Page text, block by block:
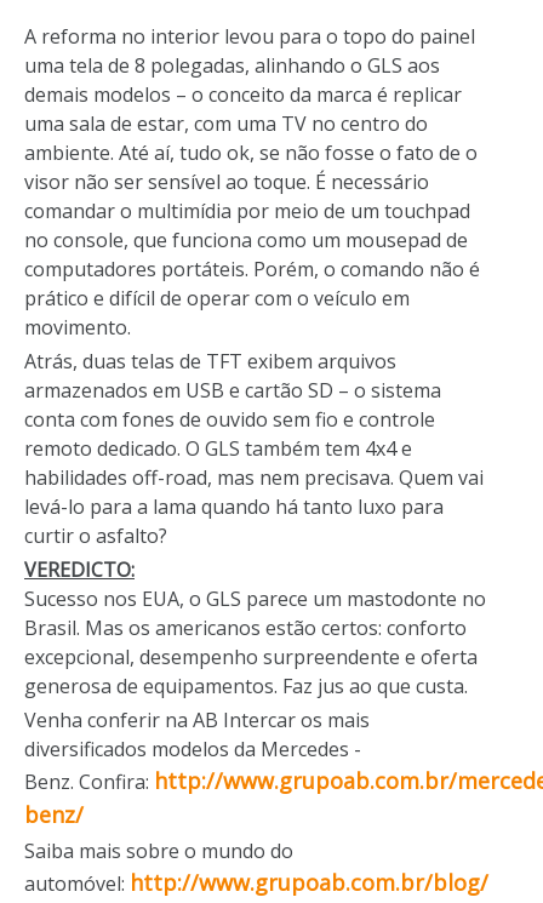
A reforma no interior levou para o topo do painel
uma tela de 8 polegadas, alinhando o GLS aos
demais modelos – o conceito da marca é replicar
uma sala de estar, com uma TV no centro do
ambiente. Até aí, tudo ok, se não fosse o fato de o
visor não ser sensível ao toque. É necessário
comandar o multimídia por meio de um touchpad
no console, que funciona como um mousepad de
computadores portáteis. Porém, o comando não é
prático e difícil de operar com o veículo em
movimento.
Atrás, duas telas de TFT exibem arquivos
armazenados em USB e cartão SD – o sistema
conta com fones de ouvido sem fio e controle
remoto dedicado. O GLS também tem 4x4 e
habilidades off-road, mas nem precisava. Quem vai
levá-lo para a lama quando há tanto luxo para
curtir o asfalto?
VEREDICTO:
Sucesso nos EUA, o GLS parece um mastodonte no
Brasil. Mas os americanos estão certos: conforto
excepcional, desempenho surpreendente e oferta
generosa de equipamentos. Faz jus ao que custa.
Venha conferir na AB Intercar os mais
diversificados modelos da Mercedes -
Benz. Confira: http://www.grupoab.com.br/
benz/
Saiba mais sobre o mundo do
automóvel: http://www.grupoab.com.br/blog/